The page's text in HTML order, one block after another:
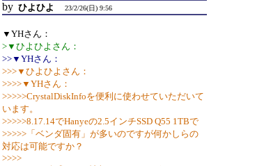
by ひよひよ 23/2/26(日) 9:56
▼YHさん：
>▼ひよひよさん：
>>▼YHさん：
>>>▼ひよひよさん：
>>>>▼YHさん：
>>>>>CrystalDiskInfoを便利に使わせていただいて
います。
>>>>>8.17.14でHanyeの2.5インチSSD Q55 1TBで
>>>>>「ベンダ固有」が多いのですが何かしらの
対応は可能ですか？
>>>>